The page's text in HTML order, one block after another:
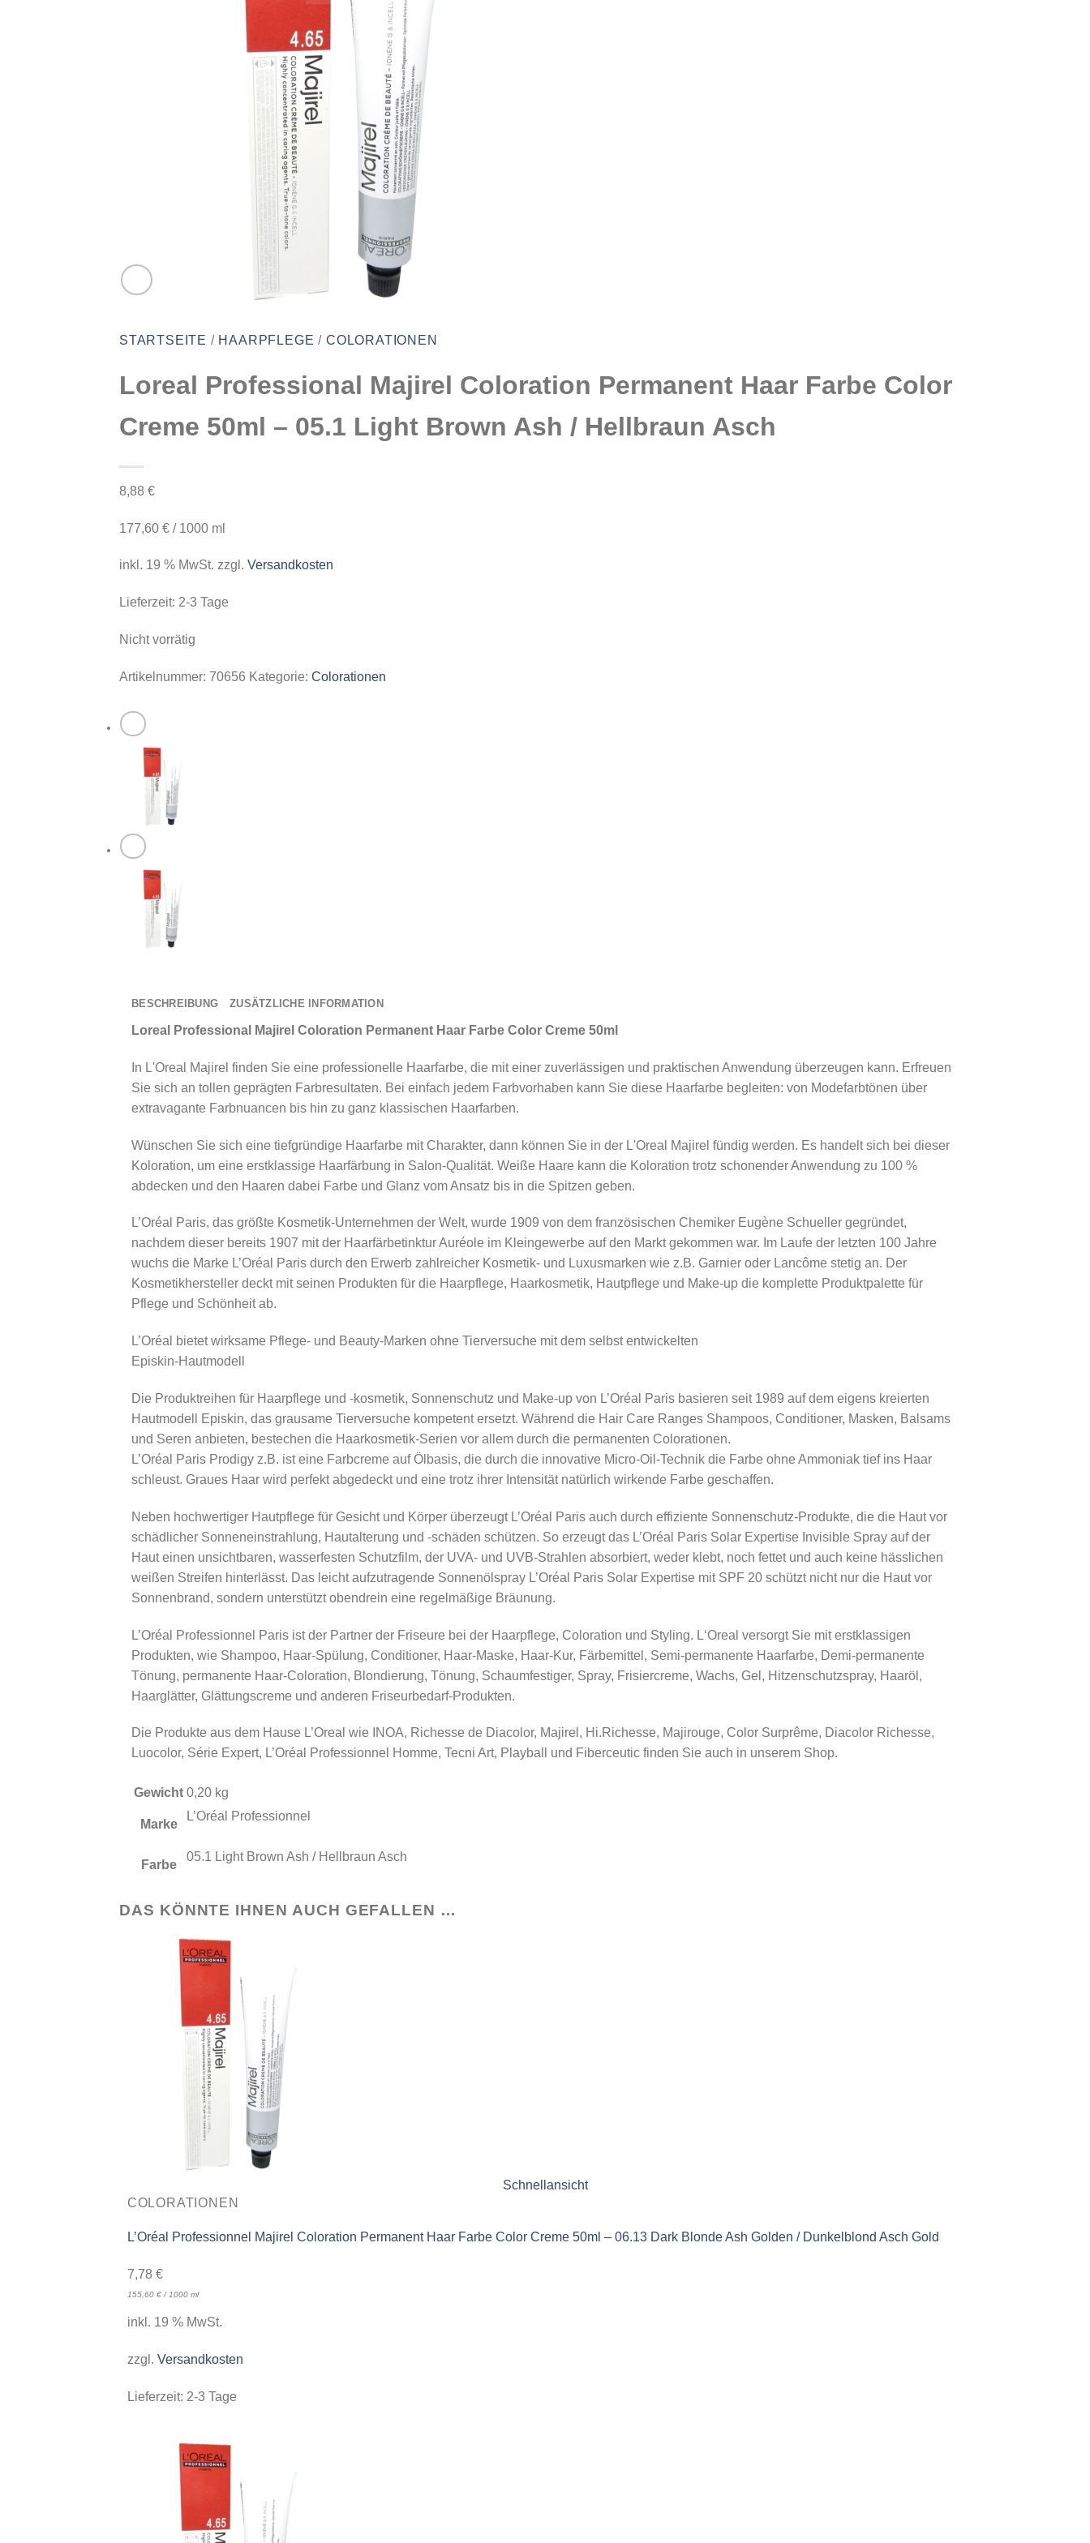
STARTSEITE / HAARPFLEGE / COLORATIONEN
Loreal Professional Majirel Coloration Permanent Haar Farbe Color
Creme 50ml – 05.1 Light Brown Ash / Hellbraun Asch
8,88 €
177,60 € / 1000 ml
inkl. 19 % MwSt. zzgl. Versandkosten
Lieferzeit: 2-3 Tage
Nicht vorrätig
Artikelnummer: 70656 Kategorie: Colorationen
BESCHREIBUNG ZUSÄTZLICHE INFORMATION
Loreal Professional Majirel Coloration Permanent Haar Farbe Color Creme 50ml
In L'Oreal Majirel finden Sie eine professionelle Haarfarbe, die mit einer zuverlässigen und praktischen Anwendung überzeugen kann. Erfreuen
Sie sich an tollen geprägten Farbresultaten. Bei einfach jedem Farbvorhaben kann Sie diese Haarfarbe begleiten: von Modefarbtönen über
extravagante Farbnuancen bis hin zu ganz klassischen Haarfarben.
Wünschen Sie sich eine tiefgründige Haarfarbe mit Charakter, dann können Sie in der L'Oreal Majirel fündig werden. Es handelt sich bei dieser
Koloration, um eine erstklassige Haarfärbung in Salon-Qualität. Weiße Haare kann die Koloration trotz schonender Anwendung zu 100 %
abdecken und den Haaren dabei Farbe und Glanz vom Ansatz bis in die Spitzen geben.
L’Oréal Paris, das größte Kosmetik-Unternehmen der Welt, wurde 1909 von dem französischen Chemiker Eugène Schueller gegründet,
nachdem dieser bereits 1907 mit der Haarfärbetinktur Auréole im Kleingewerbe auf den Markt gekommen war. Im Laufe der letzten 100 Jahre
wuchs die Marke L’Oréal Paris durch den Erwerb zahlreicher Kosmetik- und Luxusmarken wie z.B. Garnier oder Lancôme stetig an. Der
Kosmetikhersteller deckt mit seinen Produkten für die Haarpflege, Haarkosmetik, Hautpflege und Make-up die komplette Produktpalette für
Pflege und Schönheit ab.
L’Oréal bietet wirksame Pflege- und Beauty-Marken ohne Tierversuche mit dem selbst entwickelten
Episkin-Hautmodell
Die Produktreihen für Haarpflege und -kosmetik, Sonnenschutz und Make-up von L’Oréal Paris basieren seit 1989 auf dem eigens kreierten
Hautmodell Episkin, das grausame Tierversuche kompetent ersetzt. Während die Hair Care Ranges Shampoos, Conditioner, Masken, Balsams
und Seren anbieten, bestechen die Haarkosmetik-Serien vor allem durch die permanenten Colorationen.
L’Oréal Paris Prodigy z.B. ist eine Farbcreme auf Ölbasis, die durch die innovative Micro-Oil-Technik die Farbe ohne Ammoniak tief ins Haar
schleust. Graues Haar wird perfekt abgedeckt und eine trotz ihrer Intensität natürlich wirkende Farbe geschaffen.
Neben hochwertiger Hautpflege für Gesicht und Körper überzeugt L’Oréal Paris auch durch effiziente Sonnenschutz-Produkte, die die Haut vor
schädlicher Sonneneinstrahlung, Hautalterung und -schäden schützen. So erzeugt das L’Oréal Paris Solar Expertise Invisible Spray auf der
Haut einen unsichtbaren, wasserfesten Schutzfilm, der UVA- und UVB-Strahlen absorbiert, weder klebt, noch fettet und auch keine hässlichen
weißen Streifen hinterlässt. Das leicht aufzutragende Sonnenölspray L’Oréal Paris Solar Expertise mit SPF 20 schützt nicht nur die Haut vor
Sonnenbrand, sondern unterstützt obendrein eine regelmäßige Bräunung.
L’Oréal Professionnel Paris ist der Partner der Friseure bei der Haarpflege, Coloration und Styling. L‘Oreal versorgt Sie mit erstklassigen
Produkten, wie Shampoo, Haar-Spülung, Conditioner, Haar-Maske, Haar-Kur, Färbemittel, Semi-permanente Haarfarbe, Demi-permanente
Tönung, permanente Haar-Coloration, Blondierung, Tönung, Schaumfestiger, Spray, Frisiercreme, Wachs, Gel, Hitzenschutzspray, Haaröl,
Haarglätter, Glättungscreme und anderen Friseurbedarf-Produkten.
Die Produkte aus dem Hause L’Oreal wie INOA, Richesse de Diacolor, Majirel, Hi.Richesse, Majirouge, Color Surprême, Diacolor Richesse,
Luocolor, Série Expert, L’Oréal Professionnel Homme, Tecni Art, Playball und Fiberceutic finden Sie auch in unserem Shop.
Gewicht 0,20 kg
Marke
L’Oréal Professionnel
Farbe
05.1 Light Brown Ash / Hellbraun Asch
DAS KÖNNTE IHNEN AUCH GEFALLEN …
Schnellansicht
COLORATIONEN
L’Oréal Professionnel Majirel Coloration Permanent Haar Farbe Color Creme 50ml – 06.13 Dark Blonde Ash Golden / Dunkelblond Asch Gold
7,78 €
155,60 €/1000 ml
inkl. 19 % MwSt.
zzgl. Versandkosten
Lieferzeit: 2-3 Tage